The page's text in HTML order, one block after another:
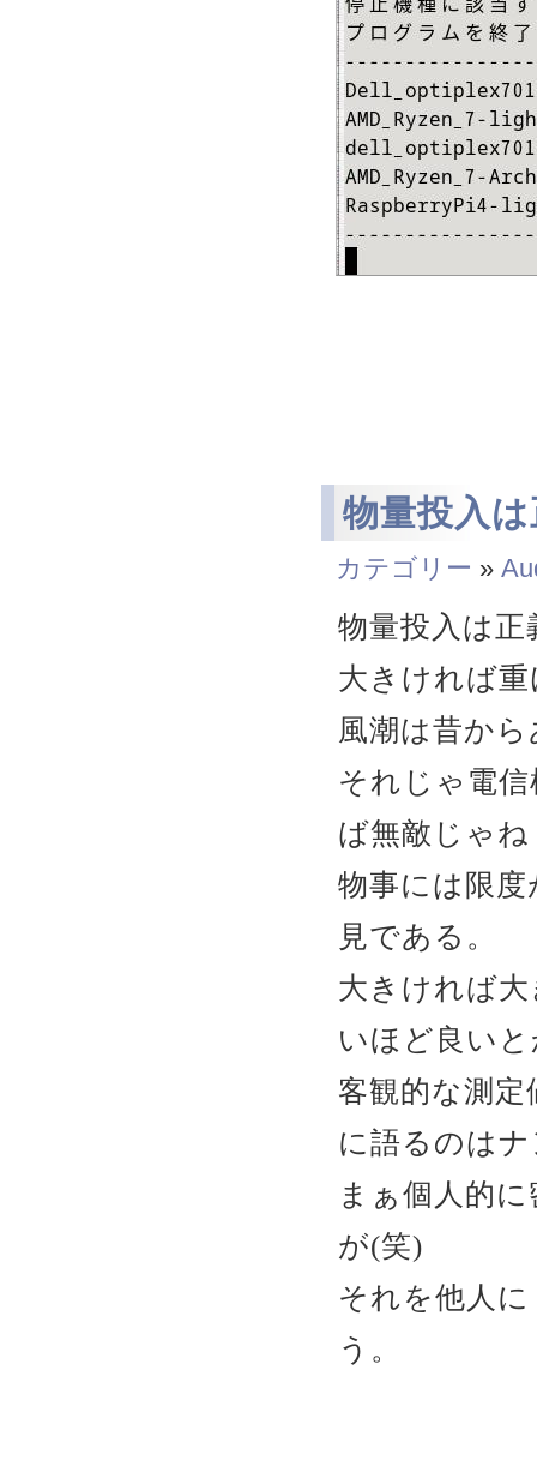
物量投入
カテゴリー »
物量投入は正
大きければ
風潮は昔か
それじゃ電
ば無敵じゃ
物事には限
見である。
大きければ
いほど良い
客観的な測
に語るのは
まぁ個人的
が(笑)
それを他人
う。